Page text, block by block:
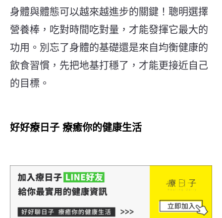
身體與體態可以越來越進步的關鍵！聰明選擇
營養棒，吃對時間吃對量，才能發揮它最大的
功用。別忘了身體的基礎還是來自均衡健康的
飲食習慣，先把地基打穩了，才能更接近自己
的目標。
好好療日子 療癒你的健康生活